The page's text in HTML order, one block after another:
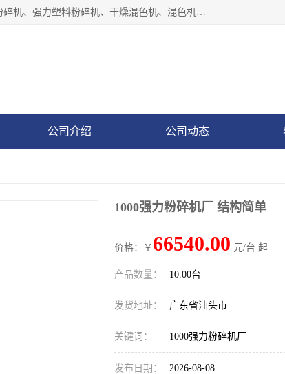
汕头经济特区震龙塑料机械有限公司专注于制造强力粉碎机、静音粉碎机、塑料粉碎机、强力塑料粉碎机、干燥混色机、混色机、冷水机、上料机等塑料辅助机械。
公司介绍 公司动态
1000强力粉碎机厂 结构简单
价格：￥ 66540.00 元/台 起
产品数量： 10.00台
发货地址： 广东省汕头市
关键词： 1000强力粉碎机厂
发布日期： 2026-08-08